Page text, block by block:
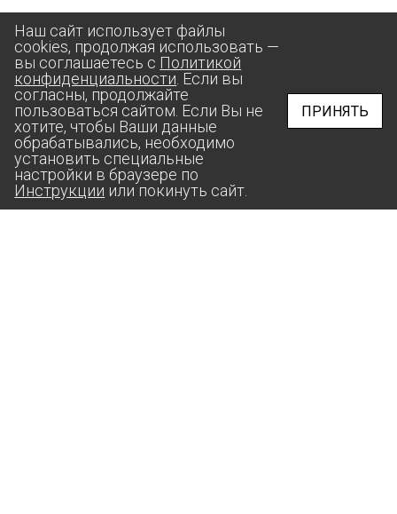
Наш сайт использует файлы
cookies, продолжая использовать —
вы соглашаетесь с Политикой
конфиденциальности . Если вы
согласны, продолжайте
пользоваться сайтом. Если Вы не
хотите, чтобы Ваши данные
обрабатывались, необходимо
установить специальные
настройки в браузере по
Инструкции или покинуть сайт.
ПРИНЯТЬ